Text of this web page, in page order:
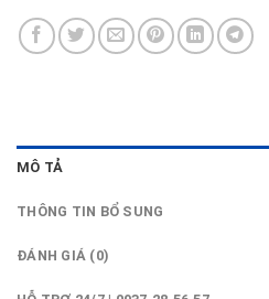
MÔ TẢ
THÔNG TIN BỔ SUNG
ĐÁNH GIÁ (0)